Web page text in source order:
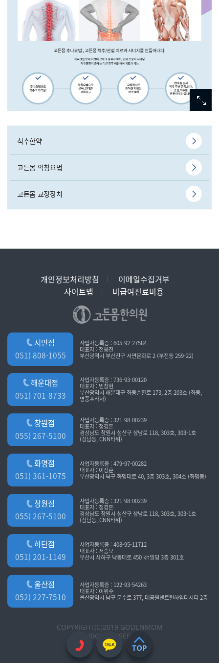
척추한약
고든몸 약침요법
고든몸 교정장치
TOP
개인정보처리방침
이메일수집거부
사이트맵
비급여진료비용
서면점
051) 808-1055
사업자등록증 : 605-92-27584
대표자 : 전응진
부산광역시 부산진구 서면문화로 2 (부전동 259-22)
해운대점
051) 701-8733
사업자등록증 : 736-93-00120
대표자 : 빈창현
부산광역시 해운대구 좌동순환로 173, 2층 203호 (좌동,
영풍프라자)
창원점
055) 267-5100
사업자등록증 : 321-98-00239
대표자 : 정경돈
경상남도 창원시 성산구 상남로 118, 303호, 303-1호
(상남동, CNN타워)
화명점
051) 361-1075
사업자등록증 : 479-97-00282
대표자 : 이정훈
부산광역시 북구 화명대로 40, 3층 303호, 304호 (화명동)
창원점
055) 267-5100
사업자등록증 : 321-98-00239
대표자 : 정경돈
경상남도 창원시 성산구 상남로 118, 303호, 303-1호
(상남동, CNN타워)
하단점
051) 201-1149
사업자등록증 : 408-95-11712
대표자 : 서승모
부산시 사하구 낙동대로 450 kh빌딩 3층 301호
울산점
052) 227-7510
사업자등록증 : 122-93-54263
대표자 : 이위수
울산광역시 남구 문수로 377, 대공원센트럴하임더시티 2층
COPYRIGHT(C)2019 GODENMOM
ALL RIGHT RESERVED